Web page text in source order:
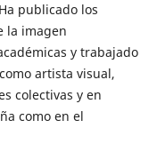
publicado los
la imagen
y trabajado
artista visual,
colectivas y en
como en el